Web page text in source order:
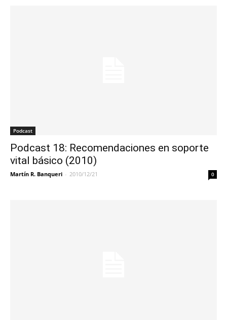
Podcast
Podcast 18: Recomendaciones en soporte
vital básico (2010)
Martín R. Banqueri - 2010/12/21 0